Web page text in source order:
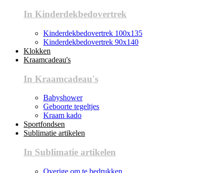
In Kinderdekbedovertrek
Kinderdekbedovertrek 100x135
Kinderdekbedovertrek 90x140
Klokken
Kraamcadeau's
In Kraamcadeau's
Babyshower
Geboorte tegeltjes
Kraam kado
Sportfondsen
Sublimatie artikelen
In Sublimatie artikelen
Overige om te bedrukken